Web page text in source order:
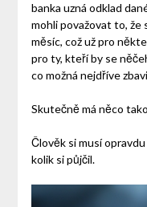
banka uzná odklad
mohli považovat to, že
měsíc, což už pro
pro ty, kteří by se
co možná nejdříve
Skutečně má něco
Člověk si musí
kolik si půjčil.